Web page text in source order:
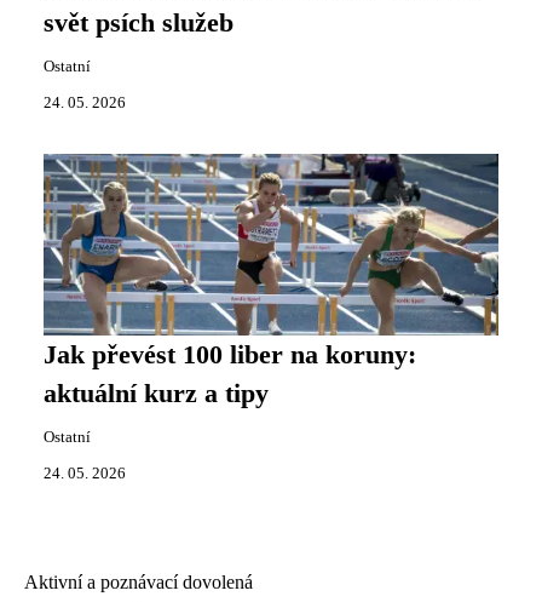
svět psích služeb
Ostatní
24. 05. 2026
Jak převést 100 liber na koruny:
aktuální kurz a tipy
Ostatní
24. 05. 2026
Aktivní a poznávací dovolená